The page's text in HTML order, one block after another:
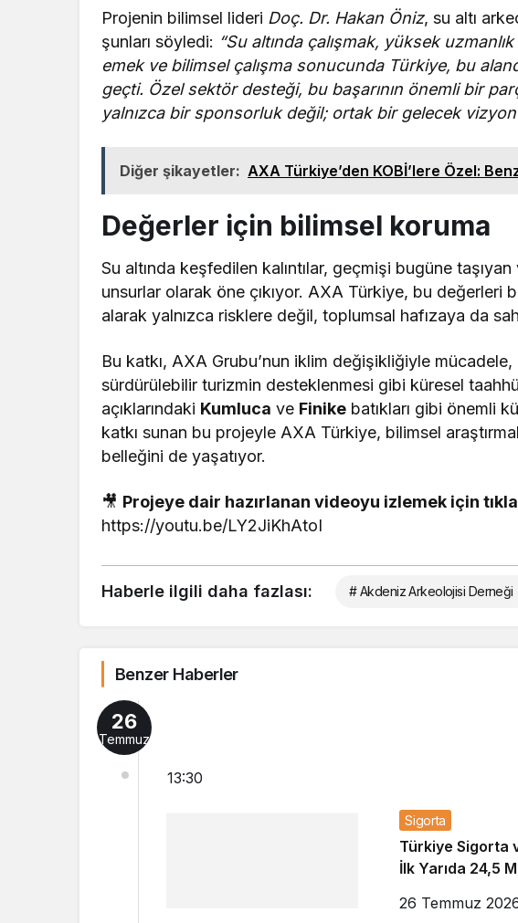
Projenin bilimsel lideri Doç. Dr. Hakan Öniz, su altı
şunları söyledi: “Su altında çalışmak, yüksek
emek ve bilimsel çalışma sonucunda Türkiye, bu
geçti. Özel sektör desteği, bu başarının önemli bir
yalnızca bir sponsorluk değil; ortak bir gelecek
Diğer şikayetler: AXA Türkiye’den KOBİ’lere Özel:
Değerler için bilimsel koruma
Su altında keşfedilen kalıntılar, geçmişi bugüne
unsurlar olarak öne çıkıyor. AXA Türkiye, bu değerleri
alarak yalnızca risklere değil, toplumsal hafızaya da
Bu katkı, AXA Grubu’nun iklim değişikliğiyle
sürdürülebilir turizmin desteklenmesi gibi küresel
açıklarındaki Kumluca ve Finike batıkları gibi önemli
katkı sunan bu projeyle AXA Türkiye, bilimsel
belleğini de yaşatıyor.
🎥 Projeye dair hazırlanan videoyu izlemek için
https://youtu.be/LY2JiKhAtoI
Haberle ilgili daha fazlası: # Akdeniz Arkeolojisi Derneği
Benzer Haberler
26
Temmuz
13:30
Sigorta
Türkiye Sigorta
İlk Yarıda 24,5
26 Temmuz